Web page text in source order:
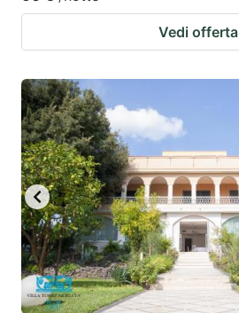
Vedi offerta